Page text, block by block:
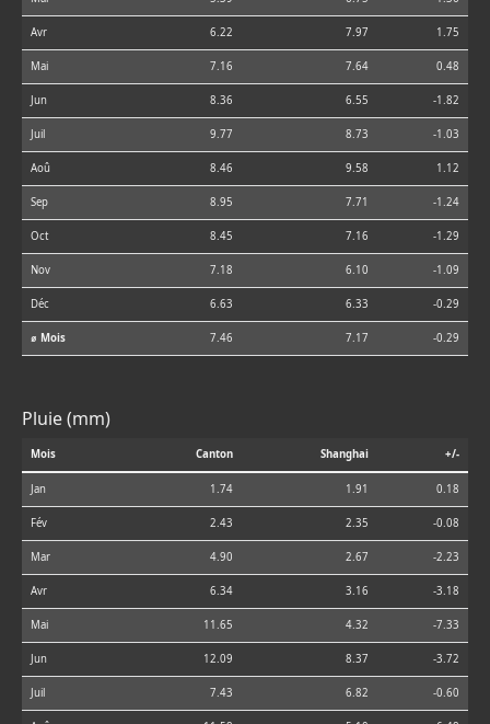
Avr 6.22 7.97 1.75
Mai 7.16 7.64 0.48
Jun 8.36 6.55 -1.82
Juil 9.77 8.73 -1.03
Aoû 8.46 9.58 1.12
Sep 8.95 7.71 -1.24
Oct 8.45 7.16 -1.29
Nov 7.18 6.10 -1.09
Déc 6.63 6.33 -0.29
⌀ Mois 7.46 7.17 -0.29
Pluie (mm)
Mois Canton Shanghai +/-
Jan 1.74 1.91 0.18
Fév 2.43 2.35 -0.08
Mar 4.90 2.67 -2.23
Avr 6.34 3.16 -3.18
Mai 11.65 4.32 -7.33
Jun 12.09 8.37 -3.72
Juil 7.43 6.82 -0.60